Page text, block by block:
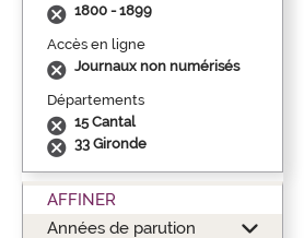
1800 - 1899
Accès en ligne
Journaux non numérisés
Départements
15 Cantal
33 Gironde
AFFINER
Années de parution